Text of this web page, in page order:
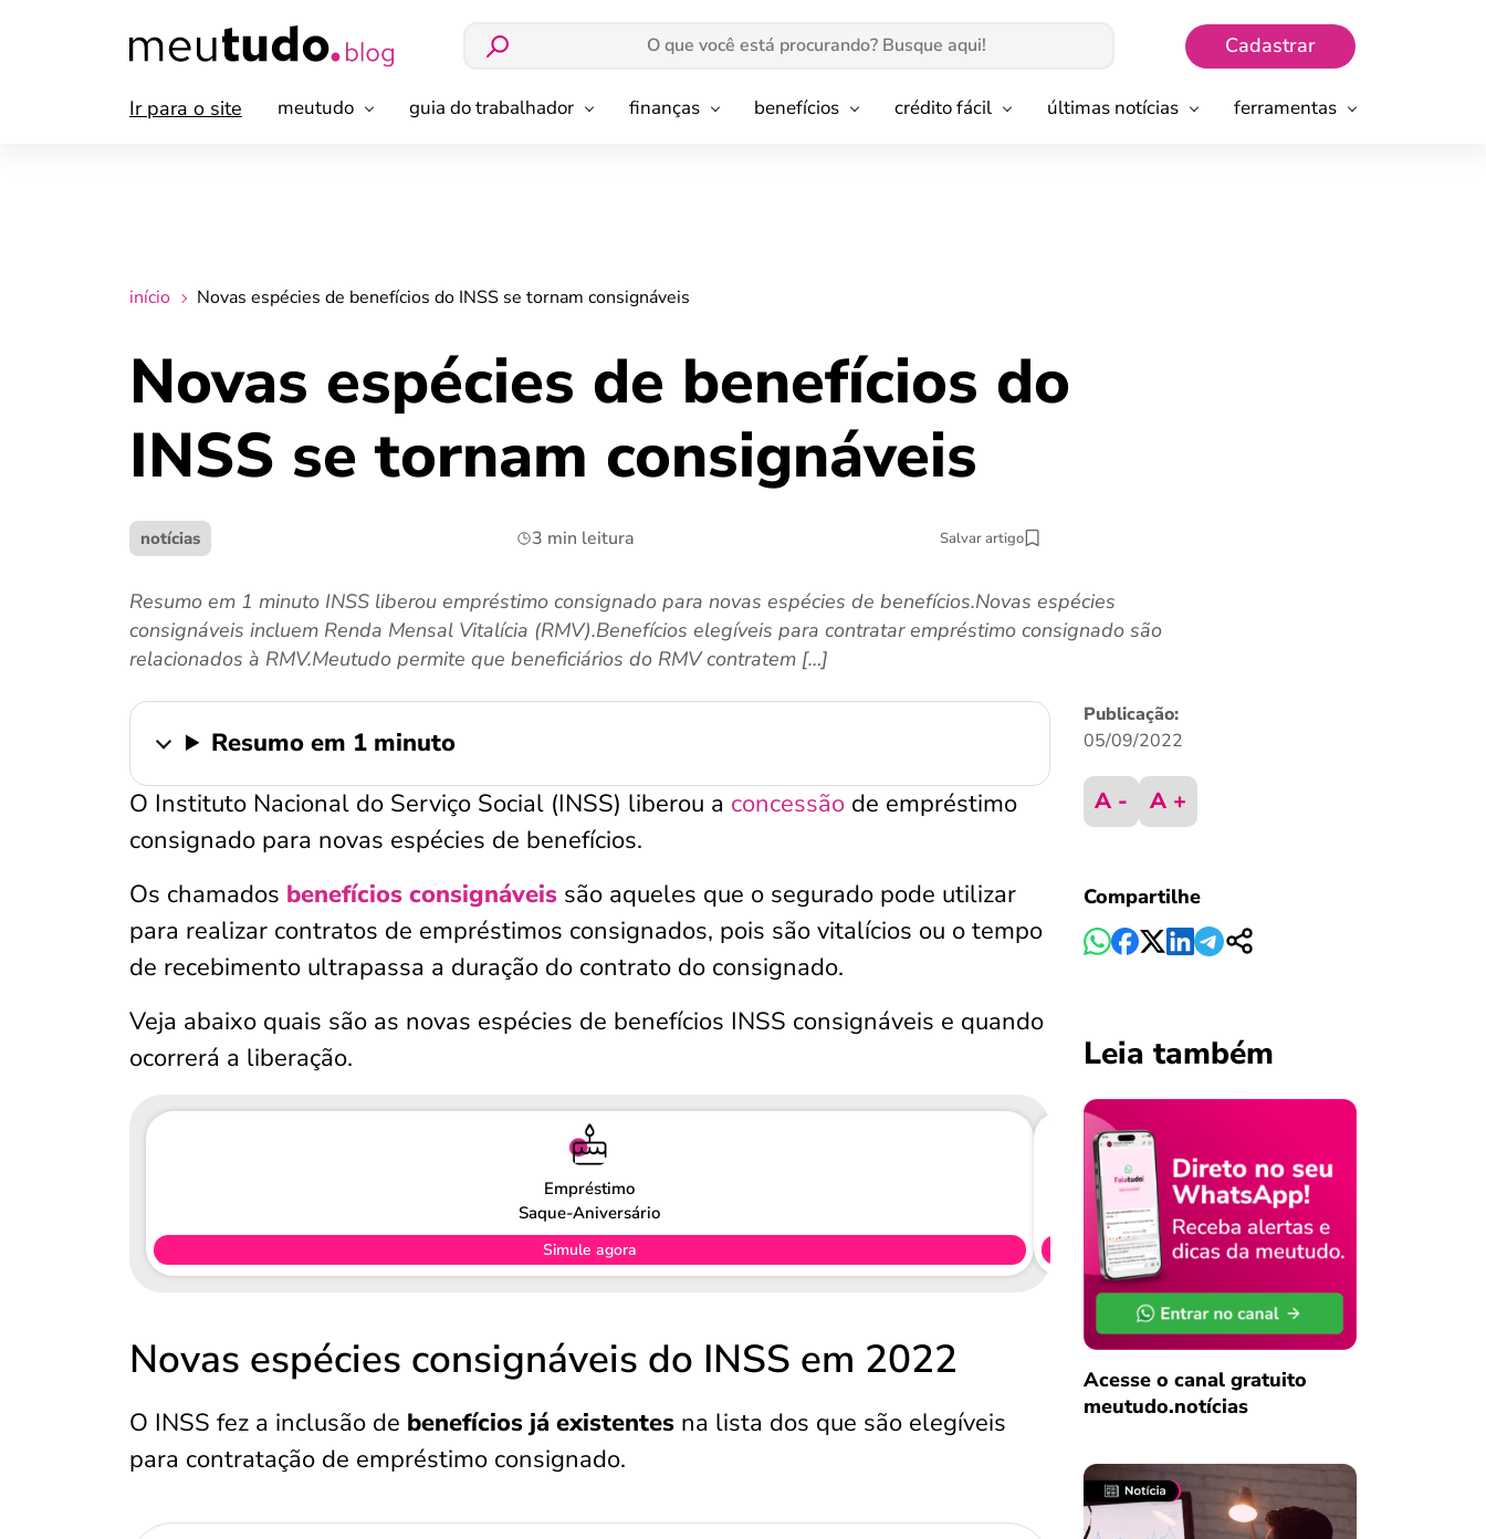
Cadastrar
Ir para o site meutudo guia do trabalhador finanças benefícios crédito fácil últimas notícias ferramentas
início Novas espécies de benefícios do INSS se tornam consignáveis
Novas espécies de benefícios do
INSS se tornam consignáveis
notícias 3 min leitura Salvar artigo
Resumo em 1 minuto INSS liberou empréstimo consignado para novas espécies de benefícios.Novas espécies
consignáveis incluem Renda Mensal Vitalícia (RMV).Benefícios elegíveis para contratar empréstimo consignado são
relacionados à RMV.Meutudo permite que beneficiários do RMV contratem […]
Resumo em 1 minuto
O Instituto Nacional do Serviço Social (INSS) liberou a concessão de empréstimo
consignado para novas espécies de benefícios.
Os chamados benefícios consignáveis são aqueles que o segurado pode utilizar
para realizar contratos de empréstimos consignados, pois são vitalícios ou o tempo
de recebimento ultrapassa a duração do contrato do consignado.
Veja abaixo quais são as novas espécies de benefícios INSS consignáveis e quando
ocorrerá a liberação.
Empréstimo
Saque-Aniversário
Simule agora
Novas espécies consignáveis do INSS em 2022
O INSS fez a inclusão de benefícios já existentes na lista dos que são elegíveis
para contratação de empréstimo consignado.
Publicação:
05/09/2022
A - A +
Compartilhe
Leia também
Acesse o canal gratuito
meutudo.notícias